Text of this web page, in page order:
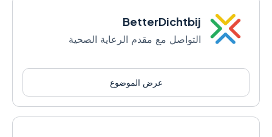
BetterDichtbij
التواصل مع مقدم الرعاية الصحية
عرض الموضوع